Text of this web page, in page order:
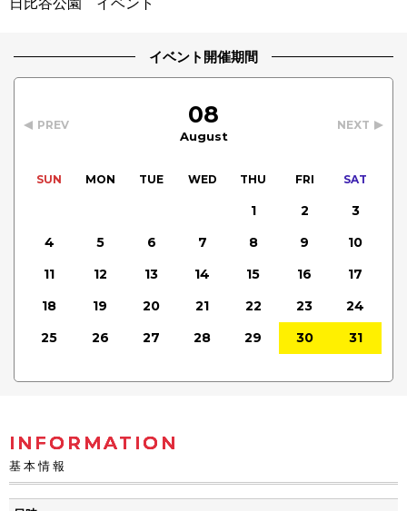
イベント開催期間
PREV 08
August
NEXT
SUN MON TUE WED THU FRI SAT
1 2
3
4
5 6 7 8 9
10
11
12 13 14 15 16
17
18
19 20 21 22 23
24
25
26 27 28 29 30 31
INFORMATION
基本情報